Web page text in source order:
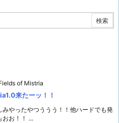
of Mistria
来たーッ！！
みやったやつううう！！他ハードでも発
おお！！ ...